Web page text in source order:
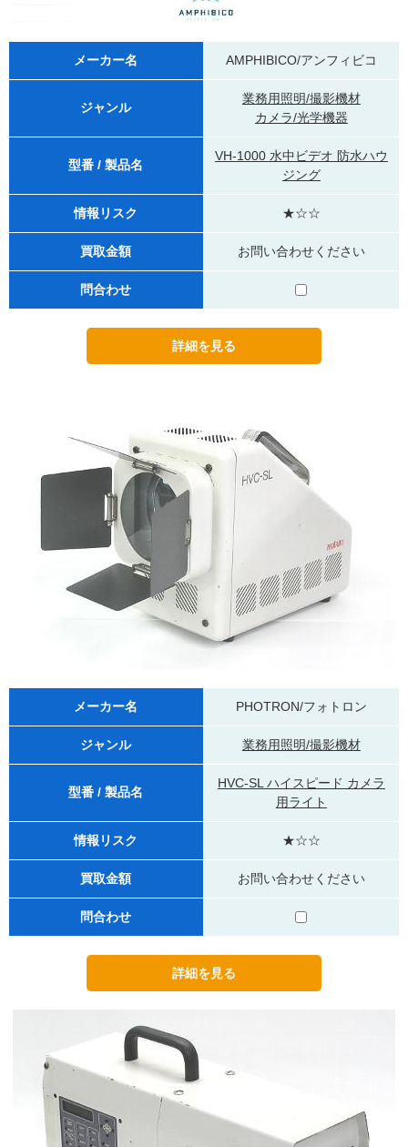
メーカー名 AMPHIBICO/アンフィビコ
ジャンル
業務用照明/撮影機材
カメラ/光学機器
型番 / 製品名
VH-1000 水中ビデオ 防水ハウ
ジング
情報リスク ★☆☆
買取金額 お問い合わせください
問合わせ
メーカー名 PHOTRON/フォトロン
ジャンル 業務用照明/撮影機材
型番 / 製品名
HVC-SL ハイスピード カメラ
用ライト
情報リスク ★☆☆
買取金額 お問い合わせください
問合わせ